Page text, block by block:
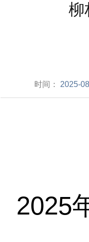
柳
时间： 2025-
2025